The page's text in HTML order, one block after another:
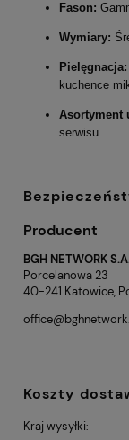
Fason:
Wymiary:
Pielęgnacja:
kuchence
Asortyment
serwisu.
Producent
BGH NETWORK
Porcelanowa 23
40-241 Katowice,
Koszty
Cena nie
płatności
Kraj wysyłki: